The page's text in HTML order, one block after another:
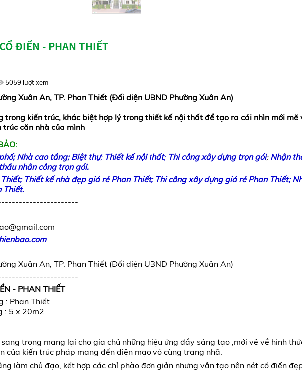
ĐIỂN - PHAN THIẾT
5059 lượt xem
Xuân An, TP. Phan Thiết (Đối diện UBND Phường Xuân An)
trong kiến trúc, khác biệt hợp lý trong thiết kế nội thất để tạo ra cái nhìn mới mẽ
trúc căn nhà của mình
; Nhà cao tầng; Biệt thự;Thiết kế nội thất;Thi công xây dựng trọn gói;Nhận
nhân công trọn gói.
Thiết kế nhà đẹp giá rẻ Phan Thiết; Thi công xây dựng giá rẻ Phan Thiết;
Thiết.
Xuân An, TP. Phan Thiết (Đối diện UBND Phường Xuân An)
- PHAN THIẾT
: Phan Thiết
: 5 x 20m2
trọng mang lại cho gia chủ những hiệu ứng đầy sáng tạo ,mới vẻ về hình
của kiến trúc pháp mang đến diện mạo vô cùng trang nhã.
làm chủ đạo, kết hợp các chỉ phào đơn giản nhưng vẫn tạo nên nét cổ điển